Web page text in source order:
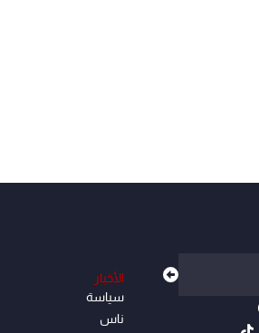
الأخبار
سياسة
ناس